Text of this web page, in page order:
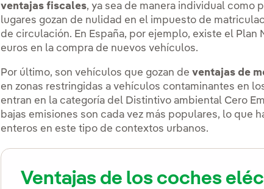
ventajas fiscales, ya sea de manera individual como
lugares gozan de nulidad en el impuesto de
de circulación. En España, por ejemplo, existe el Plan
euros en la compra de nuevos vehículos.
Por último, son vehículos que gozan deventajas de
en zonas restringidas a vehículos contaminantes en
entran en la categoría del Distintivo ambiental Cero
bajas emisiones son cada vez más populares, lo que
enteros en este tipo de contextos urbanos.
Ventajas de los coches